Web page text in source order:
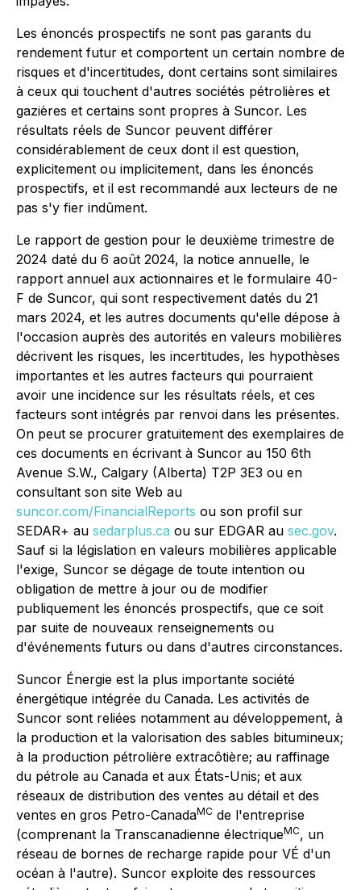
Les énoncés prospectifs ne sont pas garants du
rendement futur et comportent un certain nombre de
risques et d'incertitudes, dont certains sont similaires
à ceux qui touchent d'autres sociétés pétrolières et
gazières et certains sont propres à Suncor. Les
résultats réels de Suncor peuvent différer
considérablement de ceux dont il est question,
explicitement ou implicitement, dans les énoncés
prospectifs, et il est recommandé aux lecteurs de ne
pas s'y fier indûment.
Le rapport de gestion pour le deuxième trimestre de
2024 daté du 6 août 2024, la notice annuelle, le
rapport annuel aux actionnaires et le formulaire 40-
F de Suncor, qui sont respectivement datés du 21
mars 2024, et les autres documents qu'elle dépose à
l'occasion auprès des autorités en valeurs mobilières
décrivent les risques, les incertitudes, les hypothèses
importantes et les autres facteurs qui pourraient
avoir une incidence sur les résultats réels, et ces
facteurs sont intégrés par renvoi dans les présentes.
On peut se procurer gratuitement des exemplaires de
ces documents en écrivant à Suncor au 150 6th
Avenue S.W., Calgary (Alberta) T2P 3E3 ou en
consultant son site Web au
suncor.com/FinancialReports ou son profil sur
SEDAR+ au sedarplus.ca ou sur EDGAR au sec.gov.
Sauf si la législation en valeurs mobilières applicable
l'exige, Suncor se dégage de toute intention ou
obligation de mettre à jour ou de modifier
publiquement les énoncés prospectifs, que ce soit
par suite de nouveaux renseignements ou
d'événements futurs ou dans d'autres circonstances.
Suncor Énergie est la plus importante société
énergétique intégrée du Canada. Les activités de
Suncor sont reliées notamment au développement, à
la production et la valorisation des sables bitumineux;
à la production pétrolière extracôtière; au raffinage
du pétrole au Canada et aux États-Unis; et aux
réseaux de distribution des ventes au détail et des
ventes en gros Petro-CanadaMC de l'entreprise
(comprenant la Transcanadienne électriqueMC, un
réseau de bornes de recharge rapide pour VÉ d'un
océan à l'autre). Suncor exploite des ressources